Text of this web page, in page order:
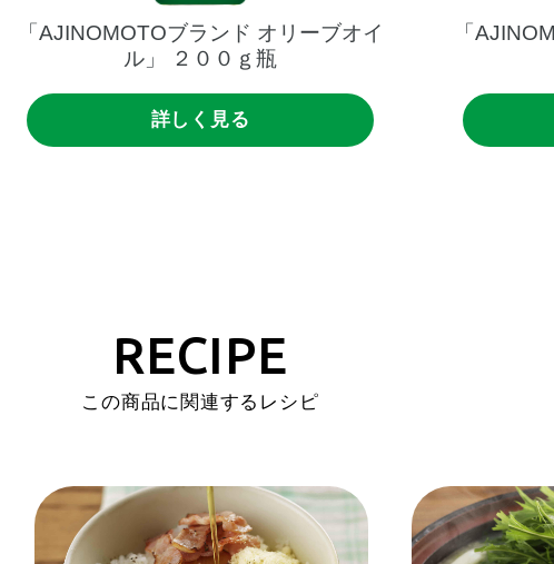
「AJINOMOTOブランド オリーブオイ
ル」
２００ｇ瓶
詳しく見る
「
RECIPE
この商品に関連するレシピ